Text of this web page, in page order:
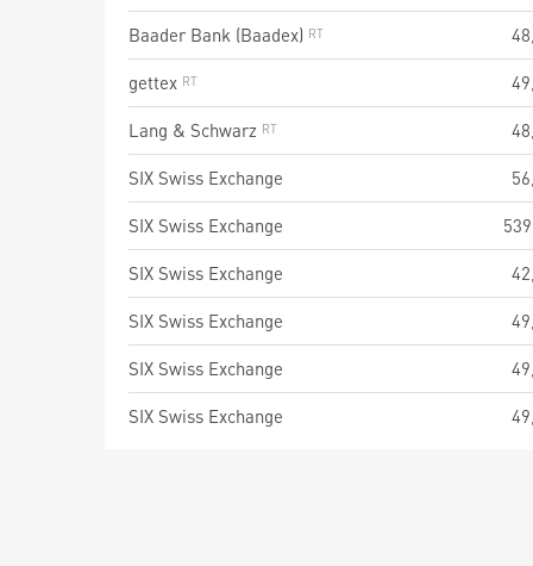
Baader Bank (Baadex)
gettex
Lang & Schwarz
SIX Swiss Exchange
SIX Swiss Exchange
SIX Swiss Exchange
SIX Swiss Exchange
SIX Swiss Exchange
SIX Swiss Exchange